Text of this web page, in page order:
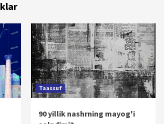
Taassuf
90 yillik nashrning mayog'i